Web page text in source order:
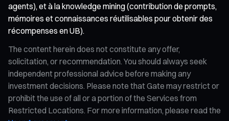
agents), et à la knowledge mining (contribution de prompts,
mémoires et connaissances réutilisables pour obtenir des
récompenses en UB).
The content herein does not constitute any offer,
solicitation, or recommendation. You should always seek
independent professional advice before making any
investment decisions. Please note that Gate may restrict or
prohibit the use of all or a portion of the Services from
Restricted Locations. For more information, please read the